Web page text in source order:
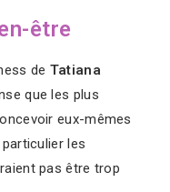
être
de Tatiana
que les plus
eux-mêmes
les
pas être trop